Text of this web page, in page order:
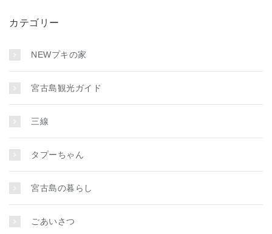
カテゴリー
NEWプキの家
宮古島観光ガイド
三線
タプーちゃん
宮古島の暮らし
ごあいさつ